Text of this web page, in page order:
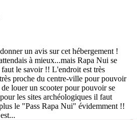
un avis sur cet hébergement !
à mieux...mais Rapa Nui se
le savoir !! L'endroit est très
proche du centre-ville pour pouvoir
louer un scooter pour pouvoir se
les sites archéologiques il faut
le "Pass Rapa Nui" évidemment !!